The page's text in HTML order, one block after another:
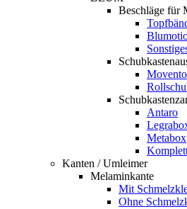
Beschläge für
Movento
Antaro
Metabox
Kanten / Umleimer
Melaminkante
Mit
Ohne